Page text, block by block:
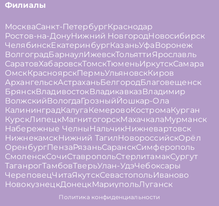
Филиалы
МоскваСанкт-ПетербургКраснодар
Ростов-на-ДонуНижний НовгородНовосибирск
ЧелябинскЕкатеринбургКазаньУфа Воронеж
ВолгоградБарнаулИжевскТольяттиЯрославль
СаратовХабаровскТомскТюменьИркутскСамара
ОмскКрасноярскПермьУльяновскКиров
АрхангельскАстраханьБелгородБлаговещенск
БрянскВладивостокВладикавказВладимир
ВолжскийВологдаГрозныйЙошкар-Ола
КалининградКалуга КемеровоКостромаКурган
КурскЛипецкМагнитогорскМахачкалаМурманск
Набережные Челны НальчикНижневартовск
НижнекамскНижний ТагилНовороссийскОрёл
ОренбургПензаРязаньСаранскСимферополь
СмоленскСочиСтавропольСтерлитамакСургут
ТаганрогТамбовТверьУлан-УдэЧебоксары
ЧереповецЧитаЯкутскСевастопольИваново
НовокузнецкДонецкМариупольЛуганск
Политика конфиденциальности